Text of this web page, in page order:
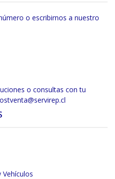
o escribirnos a nuestro
o consultas con tu